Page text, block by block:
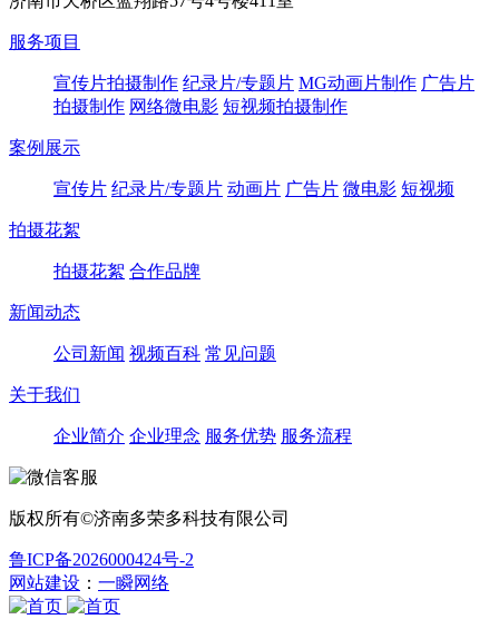
服务项目
宣传片拍摄制作 纪录片/专题片 MG动画片制作 广告片
拍摄制作 网络微电影 短视频拍摄制作
案例展示
宣传片 纪录片/专题片 动画片 广告片 微电影 短视频
拍摄花絮
拍摄花絮 合作品牌
新闻动态
公司新闻 视频百科 常见问题
关于我们
企业简介 企业理念 服务优势 服务流程
版权所有©济南多荣多科技有限公司
鲁ICP备2026000424号-2
网站建设 ： 一瞬网络